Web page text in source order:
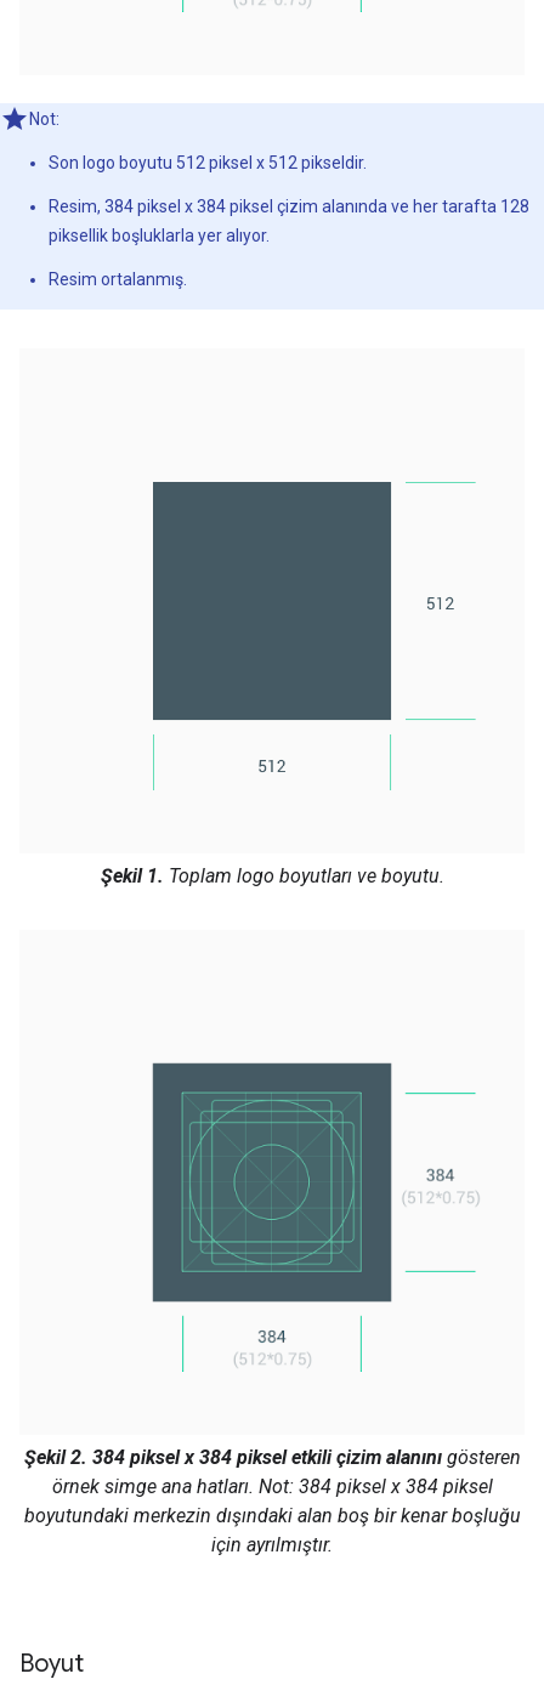
Not:
Son logo boyutu 512 piksel x 512 pikseldir.
Resim, 384 piksel x 384 piksel çizim alanında ve her tarafta 128
piksellik boşluklarla yer alıyor.
Resim ortalanmış.
Şekil 1. Toplam logo boyutları ve boyutu.
Şekil 2. 384 piksel x 384 piksel etkili çizim alanınıgösteren
örnek simge ana hatları. Not: 384 piksel x 384 piksel
boyutundaki merkezin dışındaki alan boş bir kenar boşluğu
için ayrılmıştır.
Boyut